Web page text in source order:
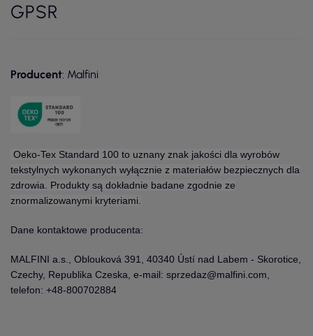
GPSR
Producent: Malfini
Oeko-Tex Standard 100 to uznany znak jakości dla wyrobów
tekstylnych wykonanych wyłącznie z materiałów bezpiecznych dla
zdrowia. Produkty są dokładnie badane zgodnie ze
znormalizowanymi kryteriami.
Dane kontaktowe producenta:
MALFINI a.s., Oblouková 391, 40340 Ústí nad Labem - Skorotice,
Czechy, Republika Czeska, e-mail: sprzedaz@malfini.com,
telefon: +48-800702884